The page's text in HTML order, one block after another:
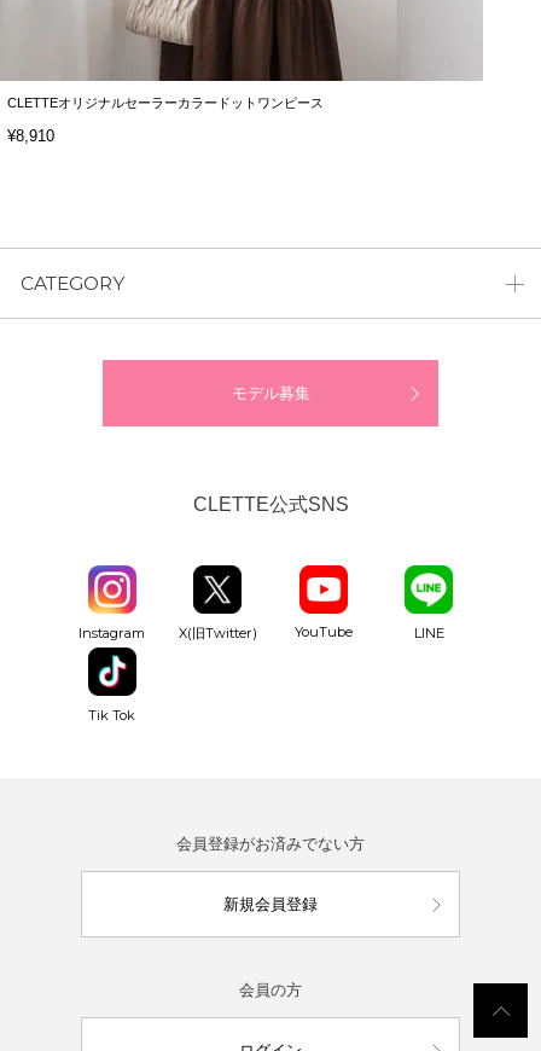
CLETTEオリジナルセーラーカラードットワンピース
¥8,910
CATEGORY
モデル募集
CLETTE公式SNS
Instagram X(旧Twitter) YouTube LINE
Tik Tok
会員登録がお済みでない方
新規会員登録
会員の方